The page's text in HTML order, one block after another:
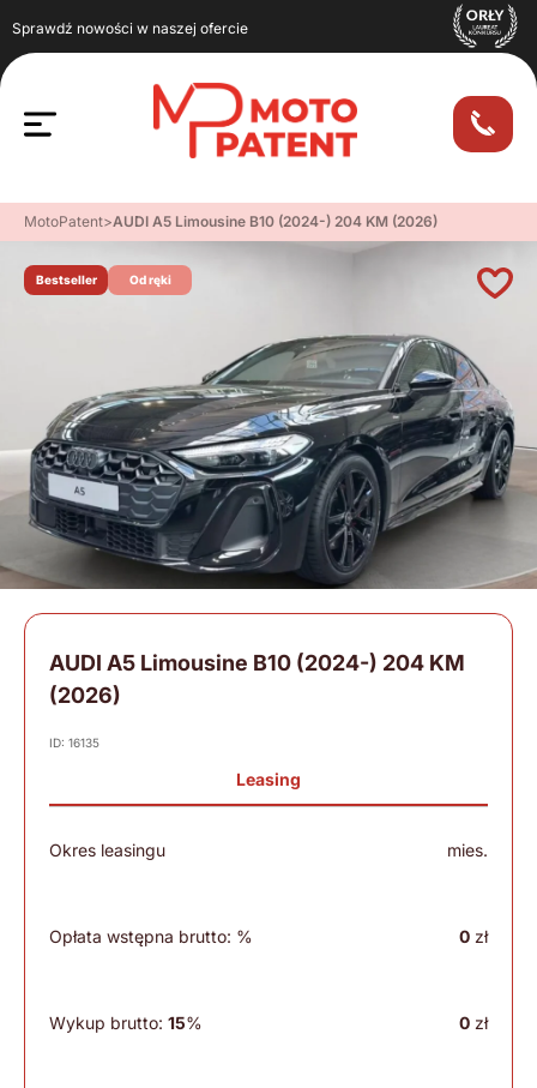
Sprawdź nowości w naszej ofercie
MotoPatent>AUDI A5 Limousine B10 (2024-) 204 KM (2026)
Bestseller Od ręki
AUDI A5 Limousine B10 (2024-) 204 KM
(2026)
ID: 16135
Leasing
Okres leasingu mies.
Opłata wstępna brutto: % 0 zł
Wykup brutto: 15% 0 zł